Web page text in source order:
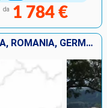
da 1 784 €
AUSTRIA, UNGHERIA, SLOVACCHIA, ROMANIA, GERMANIA